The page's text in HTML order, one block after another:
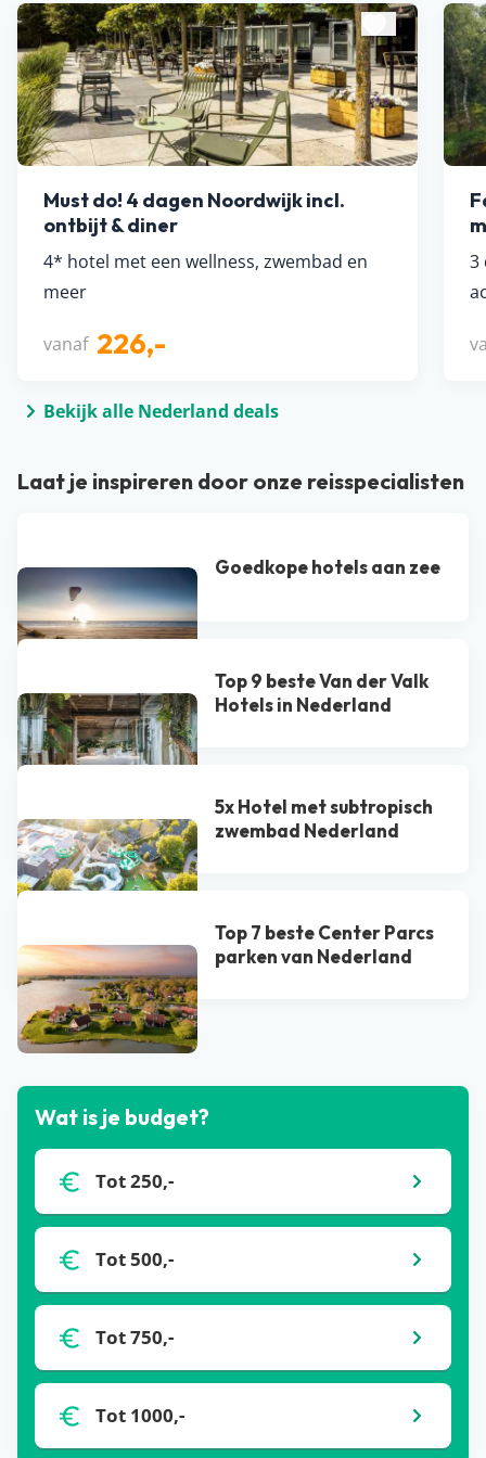
Must do! 4 dagen Noordwijk incl.
ontbijt & diner
4* hotel met een wellness, zwembad en
meer
vanaf 226,-
3
Bekijk alle Nederland deals
Laat je inspireren door onze reisspecialisten
Goedkope hotels aan zee
Top 9 beste Van der Valk
Hotel​s in Nederland
5x Hotel met subtropisch
zwembad Nederland
Top 7 beste Center Parcs
parken van Nederland
Bekijk alle blogs
Wat is je budget?
Tot 250,-
Tot 500,-
Tot 750,-
Tot 1000,-